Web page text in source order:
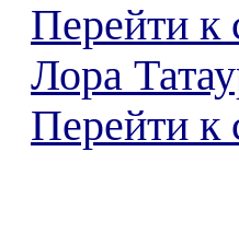
Перейти к
Лора
Перейти к